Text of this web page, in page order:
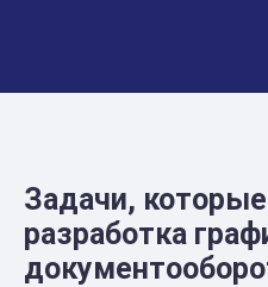
Задачи,
разработка